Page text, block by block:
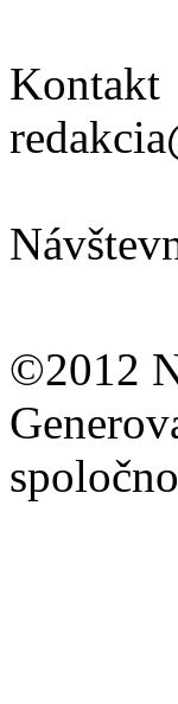
Kontakt
©2012